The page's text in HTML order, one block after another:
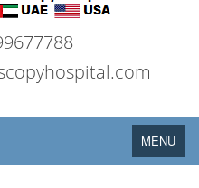
Toggle
navigation
MENU